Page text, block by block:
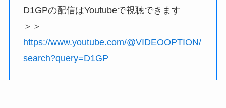
D1GPの配信はYoutubeで視聴できます
＞＞
https://www.youtube.com/@VIDEOOPTION/
search?query=D1GP